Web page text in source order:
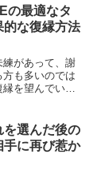
考にしてみて
の最適なタ
的な復縁方法
練があって、謝
も多いのでは
を望んでいる
縁方法を解説し
を選んだ後の
に再び惹か